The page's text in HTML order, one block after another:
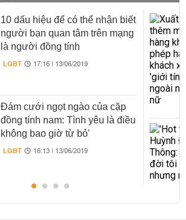
10 dấu hiệu để có thể nhận biết
người bạn quan tâm trên mạng
là người đồng tính
LGBT 17:16 | 13/06/2019
Đám cưới ngọt ngào của cặp
đồng tính nam: Tình yêu là điều
không bao giờ từ bỏ'
LGBT 16:13 | 13/06/2019